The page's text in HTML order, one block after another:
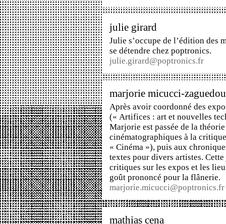
julie girard
Julie s’occupe de l’édition des
se détendre chez poptronics.
julie.girard@poptronics.fr
marjorie micucci-
Après avoir coordonné des
(« Artifices : art et nouvelles
Marjorie est passée de la
cinématographiques à la
« Cinéma »), puis aux
textes pour divers artistes.
critiques sur les expos et les
goût prononcé pour la flânerie.
marjorie.micucci@poptronics.fr
mathias cena